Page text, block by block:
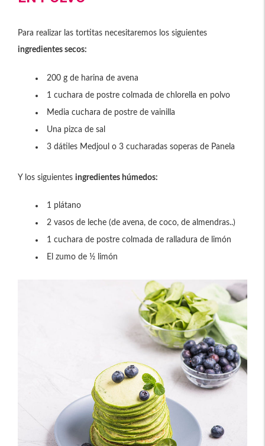
Para realizar las tortitas necesitaremos los siguientes
ingredientes secos:
200 g de harina de avena
1 cuchara de postre colmada de chlorella en polvo
Media cuchara de postre de vainilla
Una pizca de sal
3 dátiles Medjoul o 3 cucharadas soperas de Panela
Y los siguientes ingredientes húmedos:
1 plátano
2 vasos de leche (de avena, de coco, de almendras..)
1 cuchara de postre colmada de ralladura de limón
El zumo de ½ limón